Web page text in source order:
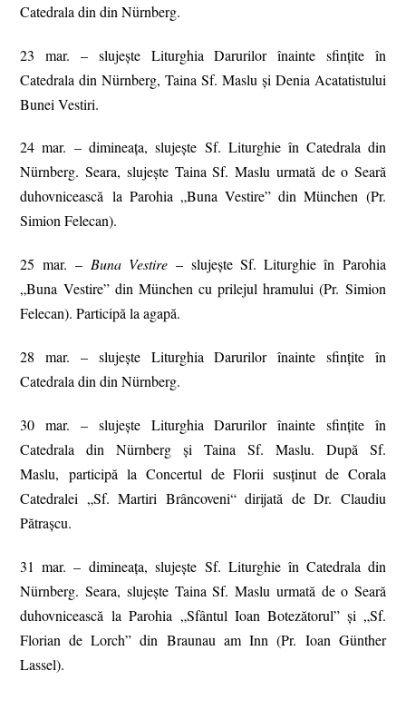
Catedrala din din Nürnberg.
23 mar. – slujeşte Liturghia Darurilor înainte sfinţite în
Catedrala din Nürnberg, Taina Sf. Maslu și Denia Acatatistului
Bunei Vestiri.
24 mar. – dimineața, slujește Sf. Liturghie în Catedrala din
Nürnberg. Seara, slujește Taina Sf. Maslu urmată de o Seară
duhovnicească la Parohia „Buna Vestire” din München (Pr.
Simion Felecan).
25 mar. –Buna Vestire– slujește Sf. Liturghie în Parohia
„Buna Vestire” din München cu prilejul hramului (Pr. Simion
Felecan). Participă la agapă.
28 mar. – slujeşte Liturghia Darurilor înainte sfinţite în
Catedrala din din Nürnberg.
30 mar. – slujeşte Liturghia Darurilor înainte sfinţite în
Catedrala din Nürnberg și Taina Sf. Maslu. După Sf.
Maslu, participă la Concertul de Florii susţinut de Corala
Catedralei „Sf. Martiri Brâncoveni“ dirijată de Dr. Claudiu
Pătraşcu.
31 mar. – dimineața, slujește Sf. Liturghie în Catedrala din
Nürnberg. Seara, slujește Taina Sf. Maslu urmată de o Seară
duhovnicească la Parohia „Sfântul Ioan Botezătorul” şi „Sf.
Florian de Lorch” din Braunau am Inn (Pr. Ioan Günther
Lassel).